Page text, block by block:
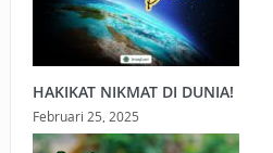
HAKIKAT NIKMAT DI DUNIA!
Februari 25, 2025